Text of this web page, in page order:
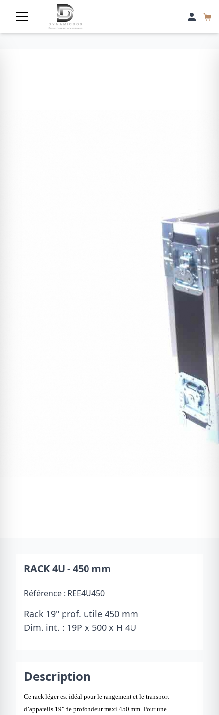
RACK 4U - 450 mm
Référence : REE4U450
Rack 19" prof. utile 450 mm
Dim. int. : 19P x 500 x H 4U
Description
Ce rack léger est idéal pour le rangement et le transport
d’appareils 19" de profondeur maxi 450 mm. Pour une